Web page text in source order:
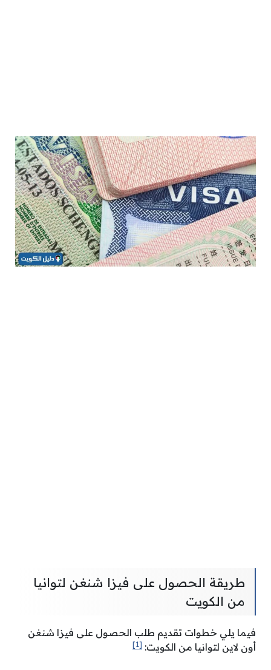
طريقة الحصول على فيزا شنغن لتوانيا
من الكويت
فيما يلي خطوات تقديم طلب الحصول على فيزا شنغن
أون لاين لتوانيا من الكويت: [1]